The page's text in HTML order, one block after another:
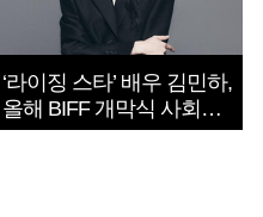
‘라이징 스타’ 배우 김민하,
올해 BIFF 개막식 사회자
확정